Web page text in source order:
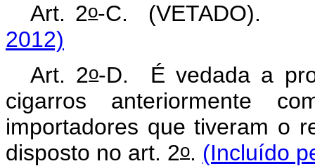
Art. 2o-C. (VETADO).
2012)
Art. 2o-D. É vedada a
cigarros anteriormente
importadores que tiveram o
disposto no art. 2o. (Incluído